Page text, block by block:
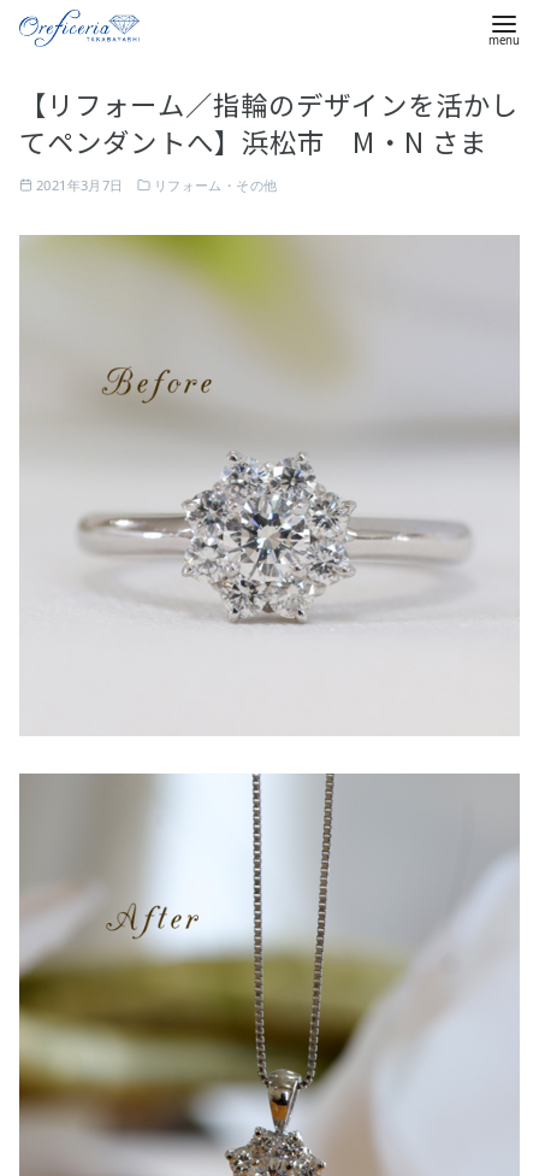
【リフォーム／指輪のデザインを活かし
てペンダントへ】浜松市 M・N さま
2021年3月7日 リフォーム・その他